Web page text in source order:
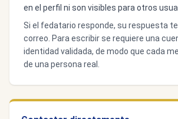
en el perfil ni son visibles para otros
Si el fedatario responde, su respuesta
correo. Para escribir se requiere una
identidad validada, de modo que cada
de una persona real.